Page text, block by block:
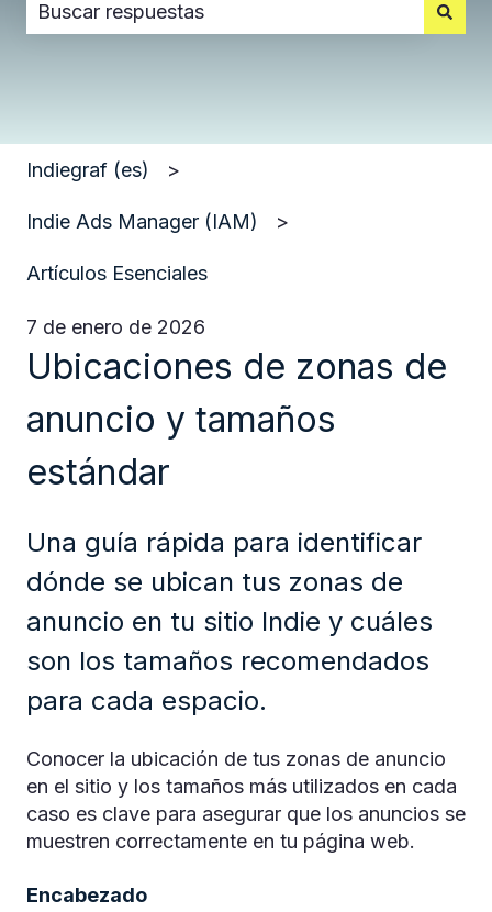
Indiegraf (es)
Indie Ads Manager (IAM)
Artículos Esenciales
7 de enero de 2026
Ubicaciones de zonas de
anuncio y tamaños
estándar
Una guía rápida para identificar
dónde se ubican tus zonas de
anuncio en tu sitio Indie y cuáles
son los tamaños recomendados
para cada espacio.
Conocer la ubicación de tus zonas de anuncio
en el sitio y los tamaños más utilizados en cada
caso es clave para asegurar que los anuncios se
muestren correctamente en tu página web.
Encabezado